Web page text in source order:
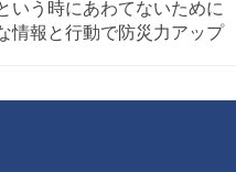
いう時にあわてないために
情報と行動で防災力アップ